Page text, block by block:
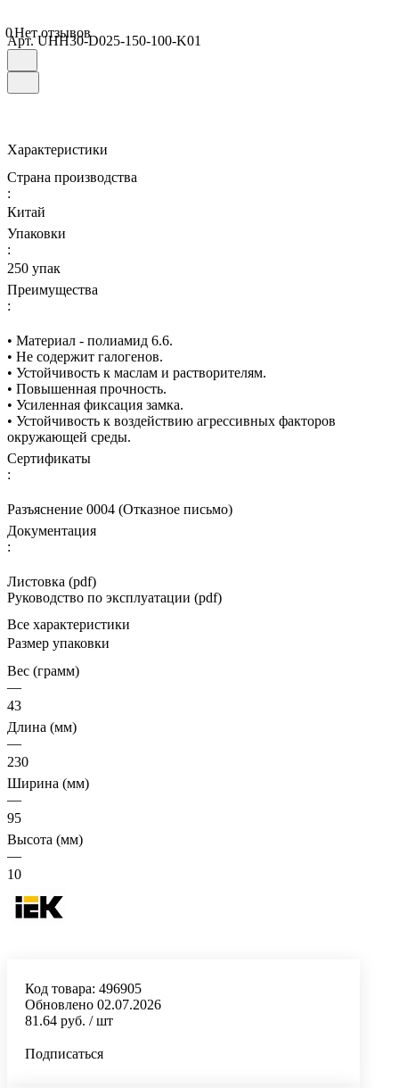
0Нет отзывов
Арт.UHH30-D025-150-100-K01
Характеристики
Страна производства
:
Китай
Упаковки
:
250 упак
Преимущества
:
• Материал - полиамид 6.6.
• Не содержит галогенов.
• Устойчивость к маслам и растворителям.
• Повышенная прочность.
• Усиленная фиксация замка.
• Устойчивость к воздействию агрессивных факторов
окружающей среды.
Сертификаты
:
Разъяснение 0004 (Отказное письмо)
Документация
:
Листовка (pdf)
Руководство по эксплуатации (pdf)
Все характеристики
Размер упаковки
Вес (грамм)
—
43
Длина (мм)
—
230
Ширина (мм)
—
95
Высота (мм)
—
10
Код товара: 496905
Обновлено 02.07.2026
81.64 руб. / шт
Подписаться